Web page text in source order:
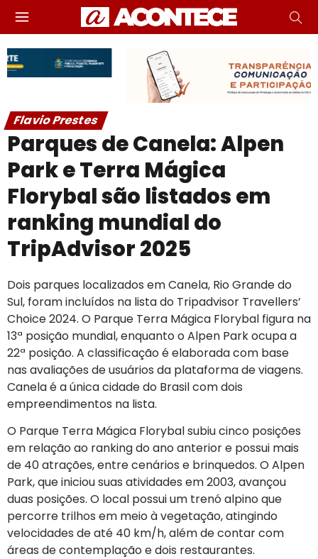
Flavio Prestes
Parques de Canela: Alpen
Park e Terra Mágica
Florybal são listados em
ranking mundial do
TripAdvisor 2025
Dois parques localizados em Canela, Rio Grande do
Sul, foram incluídos na lista do Tripadvisor Travellers’
Choice 2024. O Parque Terra Mágica Florybal figura na
13ª posição mundial, enquanto o Alpen Park ocupa a
22ª posição. A classificação é elaborada com base
nas avaliações de usuários da plataforma de viagens.
Canela é a única cidade do Brasil com dois
empreendimentos na lista.
O Parque Terra Mágica Florybal subiu cinco posições
em relação ao ranking do ano anterior e possui mais
de 40 atrações, entre cenários e brinquedos. O Alpen
Park, que iniciou suas atividades em 2003, avançou
duas posições. O local possui um trenó alpino que
percorre trilhos em meio à vegetação, atingindo
velocidades de até 40 km/h, além de contar com
áreas de contemplação e dois restaurantes.